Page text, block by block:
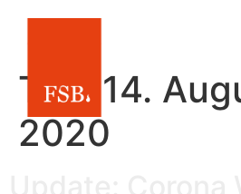
Tag: 14.
2020